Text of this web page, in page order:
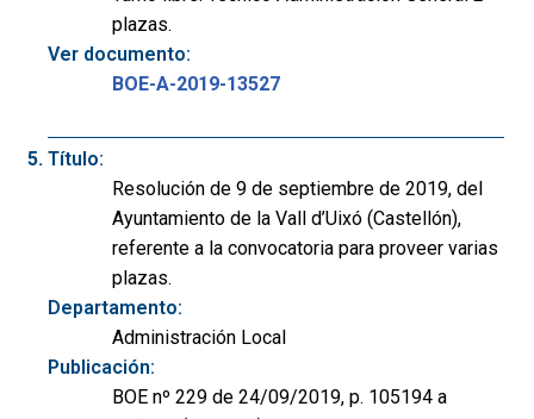
plazas.
Ver documento:
BOE-A-2019-13527
Título:
Resolución de 9 de septiembre de 2019, del
Ayuntamiento de la Vall d’Uixó (Castellón),
referente a la convocatoria para proveer varias
plazas.
Departamento:
Administración Local
Publicación:
BOE nº 229 de 24/09/2019, p. 105194 a